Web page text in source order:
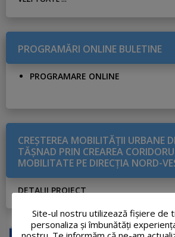
PROGRAMĂRI ONLINE BULETINE
PROGRAMARE ONLINE
CREŞTEREA MOBILITĂŢII URBANE
TĂŞNAD PRIN CREAREA
MOBILITATE PE DIRECŢIA NORD-
DETALII PROIECT
Site-ul nostru utilizează fişiere de
personaliza și îmbunătăți